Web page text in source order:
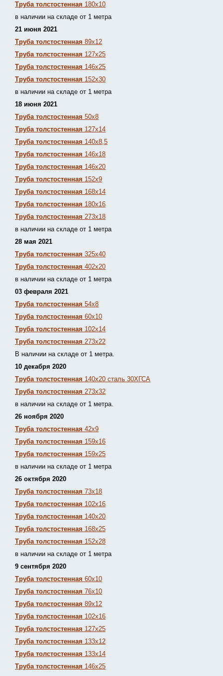
Труба толстостенная 180х10
в наличии на складе от 1 метра
21 июня 2021
Труба толстостенная 89х12
Труба толстостенная 127х25
Труба толстостенная 146х25
Труба толстостенная 152х30
в наличии на складе от 1 метра
18 июня 2021
Труба толстостенная 50х8
Труба толстостенная 127х14
Труба толстостенная 140х8,5
Труба толстостенная 146х18
Труба толстостенная 146х20
Труба толстостенная 152х9
Труба толстостенная 168х14
Труба толстостенная 180х16
Труба толстостенная 273х18
в наличии на складе от 1 метра
28 мая 2021
Труба толстостенная 325х40
Труба толстостенная 402х20
в наличии на складе от 1 метра
03 февраля 2021
Труба толстостенная 54х8
Труба толстостенная 60х10
Труба толстостенная 102х14
Труба толстостенная 273х22
В наличии на складе от 1 метра.
10 декабря 2020
Труба толстостенная 140х20 сталь 30ХГСА
Труба толстостенная 273х32
в наличии на складе от 1 метра.
26 ноября 2020
Труба толстостенная 42х9
Труба толстостенная 159х16
Труба толстостенная 159х25
в наличии на складе от 1 метра
26 октября 2020
Труба толстостенная 73х18
Труба толстостенная 102х16
Труба толстостенная 140х20
Труба толстостенная 168х25
Труба толстостенная 152х28
в наличии на складе от 1 метра
9 сентября 2020
Труба толстостенная 60х10
Труба толстостенная 76х10
Труба толстостенная 89х12
Труба толстостенная 102х16
Труба толстостенная 127х25
Труба толстостенная 133х12
Труба толстостенная 133х14
Труба толстостенная 146х25